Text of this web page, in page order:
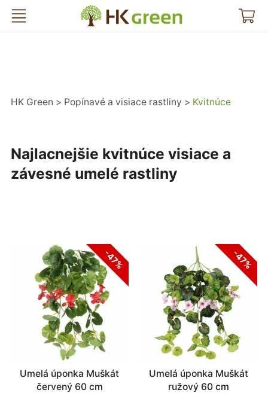
HK Green
HK Green Popínavé a visiace rastliny Kvitnúce
Najlacnejšie kvitnúce visiace a
závesné umelé rastliny
-47%
Umelá úponka Muškát
červený 60 cm
-47%
Umelá úponka Muškát
ružový 60 cm